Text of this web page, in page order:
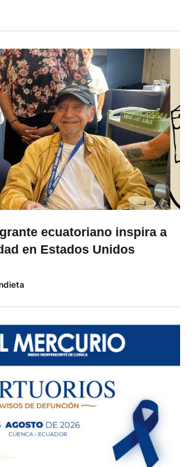
ecuatoriano inspira a
en Estados Unidos